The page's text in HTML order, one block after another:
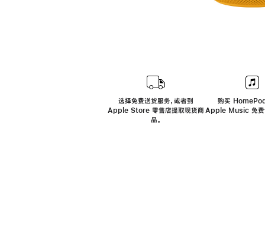
选择免费送货服务，或者到
Apple Store 零售店提取现货商
品。
购买
Apple Music 免费